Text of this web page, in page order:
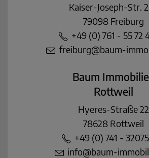
Kaiser-Joseph-Str.
79098 Freiburg
+49 (0) 761 - 55 72
freiburg@baum-
Baum
Rottweil
Hyeres-Straße 22
78628 Rottweil
+49 (0) 741 -
info@baum-